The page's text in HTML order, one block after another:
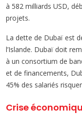
à 582 milliards USD,
projets.
La dette de Dubaï est
l’Islande. Dubaï doit
à un consortium de
et de financements,
45% des salariés
Crise